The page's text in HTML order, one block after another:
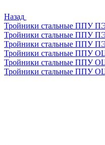
Назад
Тройники стальные ППУ
Тройники стальные ППУ
Тройники стальные ППУ
Тройники стальные ППУ
Тройники стальные ППУ
Тройники стальные ППУ